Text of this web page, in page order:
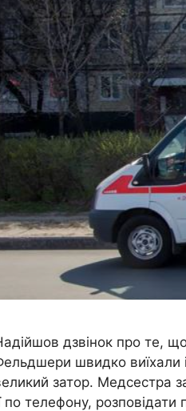
дзвінок про те,
швидко виїхали
затор. Медсестра
по телефону,